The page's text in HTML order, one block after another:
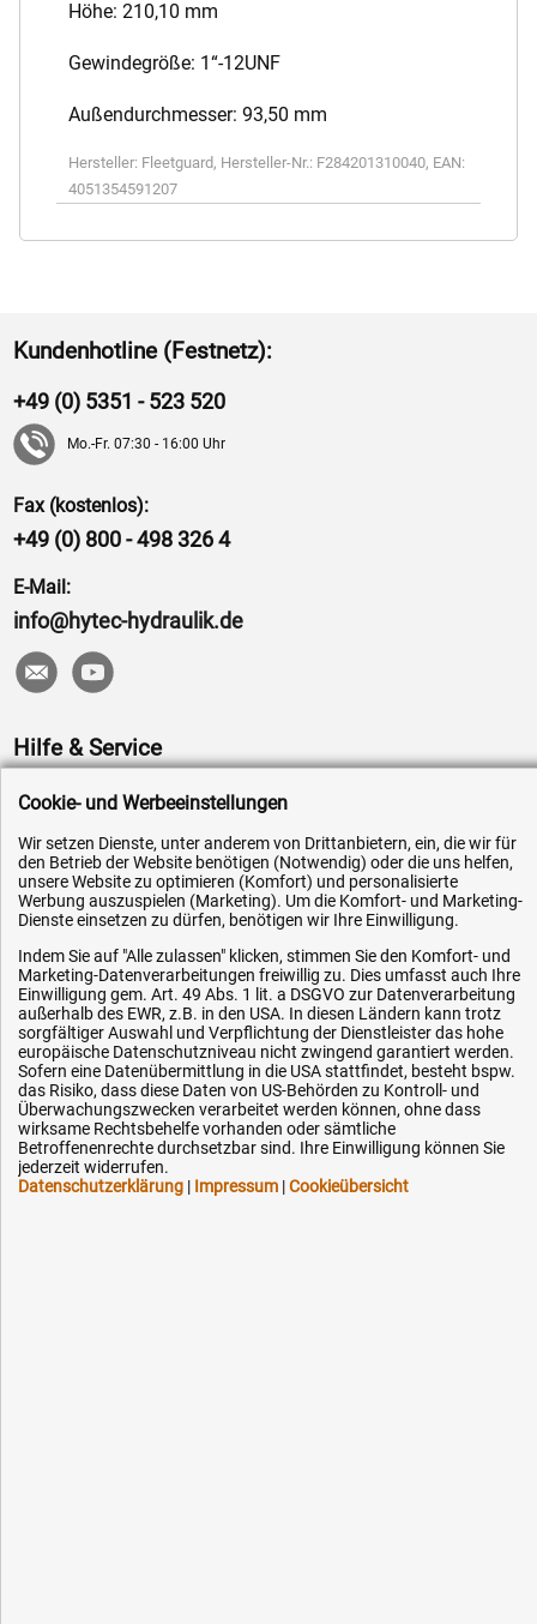
Höhe: 210,10 mm
Gewindegröße: 1“-12UNF
Außendurchmesser: 93,50 mm
Hersteller: Fleetguard , Hersteller-Nr.: F284201310040, EAN:
4051354591207
Kundenhotline (Festnetz):
+49 (0) 5351 - 523 520
Mo.-Fr. 07:30 - 16:00 Uhr
Fax (kostenlos):
+49 (0) 800 - 498 326 4
E-Mail:
info@hytec-hydraulik.de
Hilfe & Service
Versandkosten
Zahlungsarten
Service
AGB / Widerrufsrecht
Impressum
Karriere
OEM-Ersatzteile
Technik-Hilfe
Downloads
Kontakt
Cookie- und Werbeeinstellungen
Wir setzen Dienste, unter anderem von Drittanbietern, ein, die wir für
den Betrieb der Website benötigen (Notwendig) oder die uns helfen,
unsere Website zu optimieren (Komfort) und personalisierte
Werbung auszuspielen (Marketing). Um die Komfort- und Marketing-
Dienste einsetzen zu dürfen, benötigen wir Ihre Einwilligung.
Indem Sie auf "Alle zulassen" klicken, stimmen Sie den Komfort- und
Marketing-Datenverarbeitungen freiwillig zu. Dies umfasst auch Ihre
Einwilligung gem. Art. 49 Abs. 1 lit. a DSGVO zur Datenverarbeitung
außerhalb des EWR, z.B. in den USA. In diesen Ländern kann trotz
sorgfältiger Auswahl und Verpflichtung der Dienstleister das hohe
europäische Datenschutzniveau nicht zwingend garantiert werden.
Sofern eine Datenübermittlung in die USA stattfindet, besteht bspw.
das Risiko, dass diese Daten von US-Behörden zu Kontroll- und
Überwachungszwecken verarbeitet werden können, ohne dass
wirksame Rechtsbehelfe vorhanden oder sämtliche
Betroffenenrechte durchsetzbar sind. Ihre Einwilligung können Sie
jederzeit widerrufen.
Datenschutzerklärung | Impressum |Cookieübersicht